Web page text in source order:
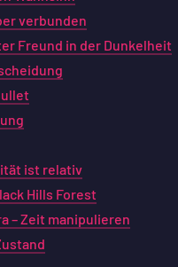
verbunden
Freund in der Dunkelheit
ist relativ
Hills Forest
– Zeit manipulieren